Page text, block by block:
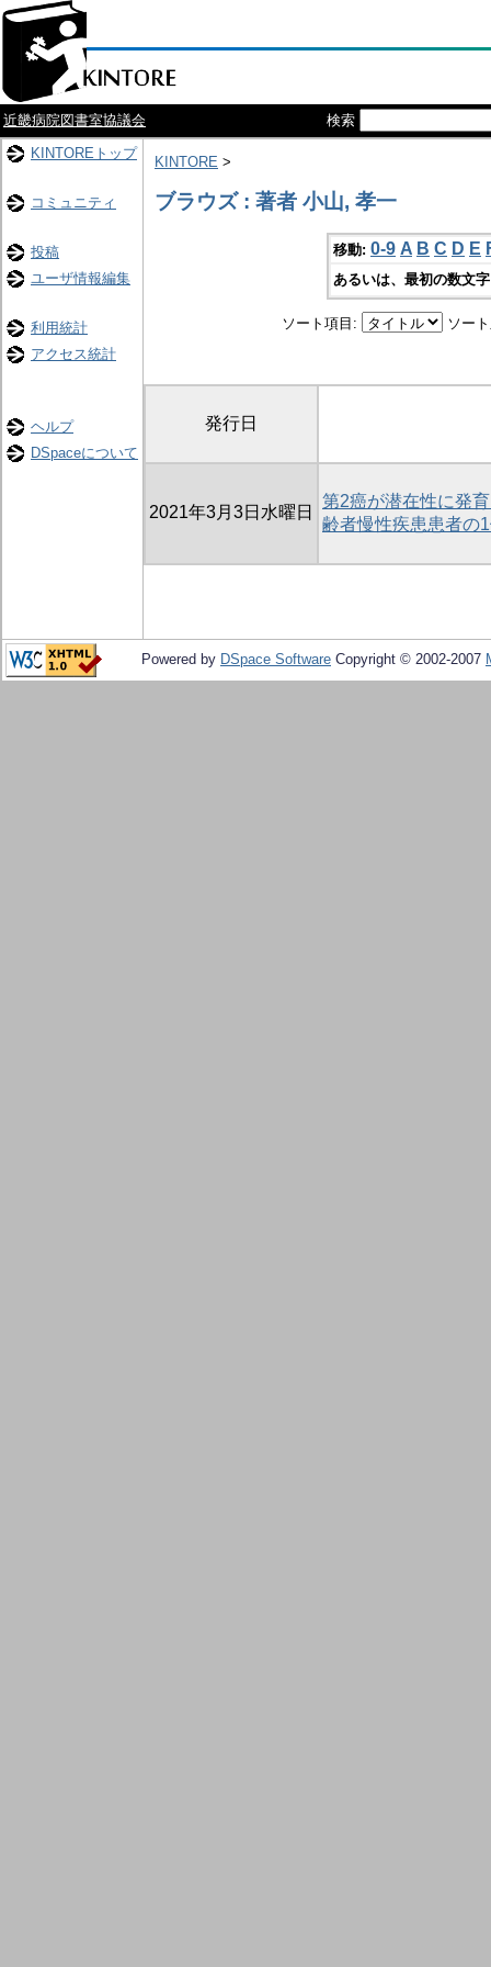
近畿病院図書室協議会
検索
KINTOREトップ
コミュニティ
投稿
ユーザ情報編集
利用統計
アクセス統計
ヘルプ
DSpaceについて
KINTORE >
ブラウズ : 著者 小山, 孝一
移動: 0-9 A B C D E
あるいは、最初の数文
ソート項目: ソー
発行日
2021年3月3日水曜日
第2癌が潜在性に発
齢者慢性疾患患者の
Powered by DSpace Software Copyright © 2002-2007